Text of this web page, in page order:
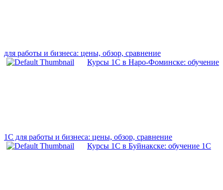
для работы и бизнеса: цены, обзор, сравнение
Курсы 1С в Наро-Фоминске: обучение
1С для работы и бизнеса: цены, обзор, сравнение
Курсы 1С в Буйнакске: обучение 1С